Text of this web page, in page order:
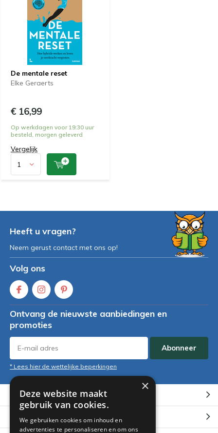
De mentale reset
Elke Geraerts
€ 16,99
Op werkdagen voor 19:30 uur
besteld, morgen geleverd
Vergelijk
Heeft u vragen?
Neem gerust contact met ons op!
Volg ons
Ontvang de nieuwste aanbiedingen en
promoties
Abonneer
* Lees hier de wettelijke beperkingen
Klantenservice
Mijn account
×
Deze website maakt
gebruik van cookies.
We gebruiken cookies om inhoud en
advertenties te personaliseren en om ons